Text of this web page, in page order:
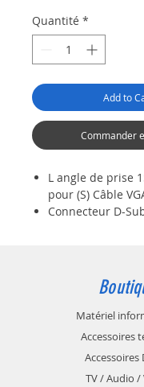
Quantité *
Add to
Commander
L angle de prise
pour (S) Câble
Connecteur D-
Matériel
Accessoires
Accessoires
TV / Audio /